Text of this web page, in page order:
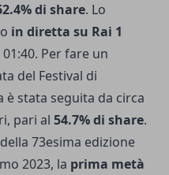
di share. Lo
in diretta su Rai 1
Per fare un
del Festival di
è stata seguita da circa
pari al 54.7% di share.
73esima edizione
2023, la prima metà